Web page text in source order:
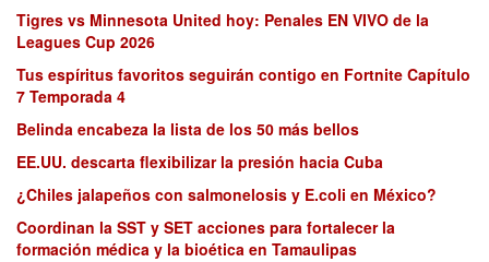
Tigres vs Minnesota United hoy: Penales EN VIVO de la
Leagues Cup 2026
Tus espíritus favoritos seguirán contigo en Fortnite Capítulo
7 Temporada 4
Belinda encabeza la lista de los 50 más bellos
EE.UU. descarta flexibilizar la presión hacia Cuba
¿Chiles jalapeños con salmonelosis y E.coli en México?
Coordinan la SST y SET acciones para fortalecer la
formación médica y la bioética en Tamaulipas